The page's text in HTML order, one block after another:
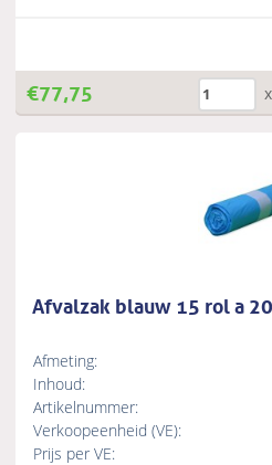
€77,75
Afvalzak blauw 15 rol a
Afmeting:
Inhoud:
Artikelnummer:
Verkoopeenheid (VE):
Prijs per VE: